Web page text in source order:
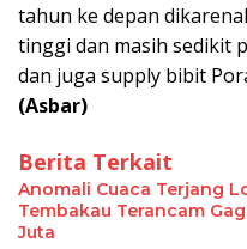
tahun ke depan
tinggi dan masih sedikit
dan juga supply bibit
(Asbar)
Berita Terkait
Anomali Cuaca Terjang
Tembakau Terancam
Juta